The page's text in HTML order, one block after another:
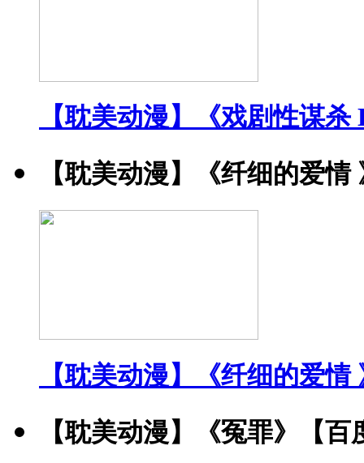
【耽美动漫】《戏剧性谋
【耽美动漫】《纤细的爱
【耽美动漫】《纤细的爱
【耽美动漫】《冤罪》【